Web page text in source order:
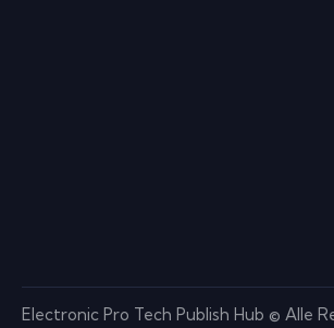
Electronic Pro Tech Publish Hub © Alle